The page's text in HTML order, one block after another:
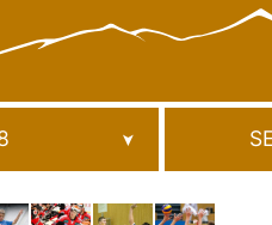
JAHRBUCH